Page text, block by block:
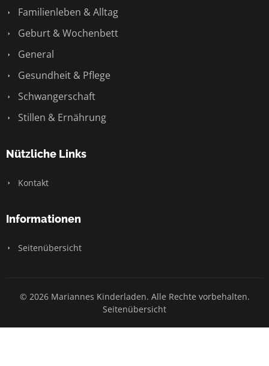
Familienleben & Alltag
Geburt & Wochenbett
General
Gesundheit & Pflege
Schwangerschaft
Stillen & Ernährung
Nützliche Links
Kontakt
Informationen
Seitenübersicht
© 2026 Mariannes Kinderladen. Alle Rechte vorbehalten.
Seitenübersicht